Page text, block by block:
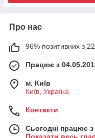
Про нас
96% позитивних з
Працює з
м. Київ
Київ, Україна
Контакти
Сьогодні працює
Показати весь